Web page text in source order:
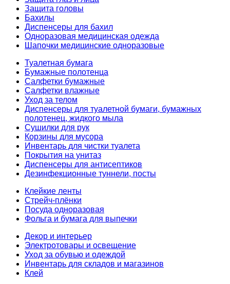
Защита головы
Бахилы
Диспенсеры для бахил
Одноразовая медицинская одежда
Шапочки медицинские одноразовые
Туалетная бумага
Бумажные полотенца
Салфетки бумажные
Салфетки влажные
Уход за телом
Диспенсеры для туалетной бумаги, бумажных
полотенец, жидкого мыла
Сушилки для рук
Корзины для мусора
Инвентарь для чистки туалета
Покрытия на унитаз
Диспенсеры для антисептиков
Дезинфекционные туннели, посты
Клейкие ленты
Стрейч-плёнки
Посуда одноразовая
Фольга и бумага для выпечки
Декор и интерьер
Электротовары и освещение
Уход за обувью и одеждой
Инвентарь для складов и магазинов
Клей